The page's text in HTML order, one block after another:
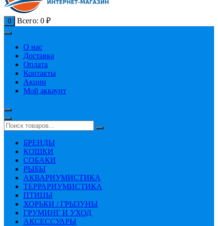
0 Всего: 0 ₽
О нас
Доставка
Оплата
Контакты
Акции
Мой аккаунт
БРЕНДЫ
КОШКИ
СОБАКИ
РЫБЫ
АКВАРИУМИСТИКА
ТЕРРАРИУМИСТИКА
ПТИЦЫ
ХОРЬКИ / ГРЫЗУНЫ
ГРУМИНГ И УХОД
АКСЕССУАРЫ